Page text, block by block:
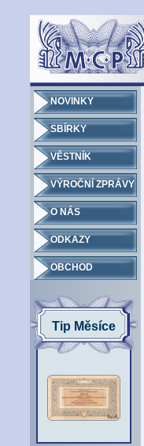
NOVINKY
SBÍRKY
VĚSTNÍK
VÝROČNÍ ZPRÁVY
O NÁS
ODKAZY
OBCHOD
Tip Měsíce